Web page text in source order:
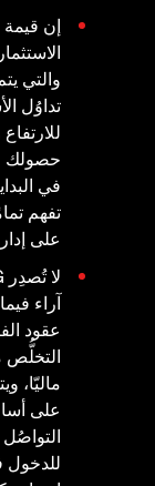
إن قيمة
والتي
حصولك
في
تفهم
على
آراء
عقود
ماليّا،
على
للدخول